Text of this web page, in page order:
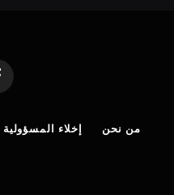
من نحن إخلاء المسؤولية